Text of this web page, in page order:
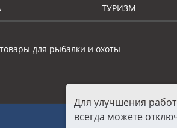
ТУРИЗМ
товары для рыбалки и охоты
Для улучшения
всегда можете